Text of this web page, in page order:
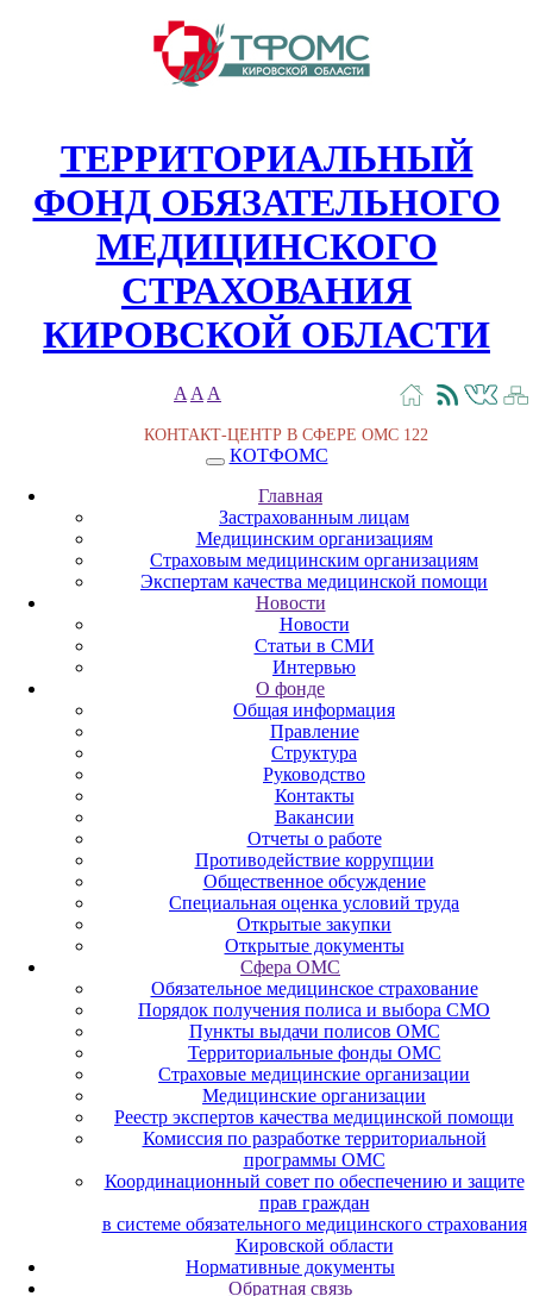
ТЕРРИТОРИАЛЬНЫЙ
ФОНД ОБЯЗАТЕЛЬНОГО
МЕДИЦИНСКОГО
СТРАХОВАНИЯ
КИРОВСКОЙ ОБЛАСТИ
A A A
КОНТАКТ-ЦЕНТР В СФЕРЕ ОМС 122
КОТФОМС
Главная
Застрахованным лицам
Медицинским организациям
Страховым медицинским организациям
Экспертам качества медицинской помощи
Новости
Новости
Статьи в СМИ
Интервью
О фонде
Общая информация
Правление
Структура
Руководство
Контакты
Вакансии
Отчеты о работе
Противодействие коррупции
Общественное обсуждение
Специальная оценка условий труда
Открытые закупки
Открытые документы
Сфера ОМС
Обязательное медицинское страхование
Порядок получения полиса и выбора СМО
Пункты выдачи полисов ОМС
Территориальные фонды ОМС
Страховые медицинские организации
Медицинские организации
Реестр экспертов качества медицинской помощи
Комиссия по разработке территориальной
программы ОМС
Координационный совет по обеспечению и защите
прав граждан
в системе обязательного медицинского страхования
Кировской области
Нормативные документы
Обратная связь